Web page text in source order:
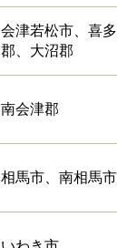
会津若松市、喜
郡、大沼郡
南会津郡
相馬市、南相馬